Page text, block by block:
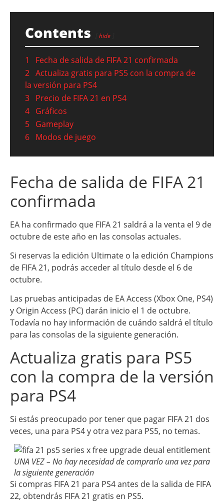
Contents hide
1
Fecha de salida de FIFA 21 confirmada
2 Actualiza gratis para PS5 con la compra de
la versión para PS4
3 Precio de FIFA 21 en PS4
4 Gráficos
5 Gameplay
6 Modos de juego
Fecha de salida de FIFA 21
confirmada
EA ha confirmado que FIFA 21 saldrá a la venta el 9 de
octubre de este año en las consolas actuales.
Si reservas la edición Ultimate o la edición Champions
de FIFA 21, podrás acceder al título desde el 6 de
octubre.
Las pruebas anticipadas de EA Access (Xbox One, PS4)
y Origin Access (PC) darán inicio el 1 de octubre.
Todavía no hay información de cuándo saldrá el título
para las consolas de la siguiente generación.
Actualiza gratis para PS5
con la compra de la versión
para PS4
Si estás preocupado por tener que pagar FIFA 21 dos
veces, una para PS4 y otra vez para PS5, no temas.
UNA VEZ – No hay necesidad de comprarlo una vez para
la siguiente generación
Si compras FIFA 21 para PS4 antes de la salida de FIFA
22, obtendrás FIFA 21 gratis en PS5.